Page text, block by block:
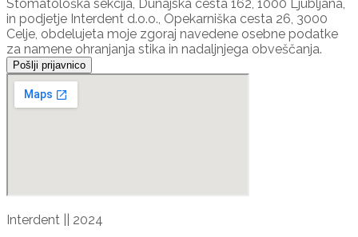
Stomatološka sekcija, Dunajska cesta 162, 1000 Ljubljana,
in podjetje Interdent d.o.o., Opekarniška cesta 26, 3000
Celje, obdelujeta moje zgoraj navedene osebne podatke
za namene ohranjanja stika in nadaljnjega obveščanja.
Pošlji prijavnico
Interdent || 2024